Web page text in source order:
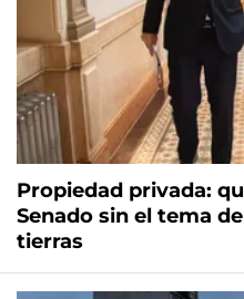
Propiedad privada:
Senado sin el tema
tierras